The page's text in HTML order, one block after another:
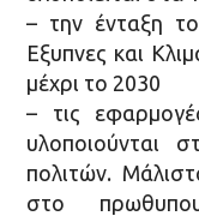
– την ένταξη
Εξυπνες και
μέχρι το 2030
– τις
υλοποιούνται
πολιτών.
στο